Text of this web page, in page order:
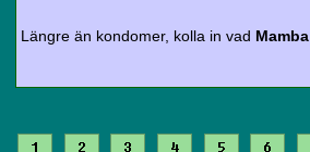
Längre än kondomer, kolla in vad Mamba
1 2 3 4 5 6